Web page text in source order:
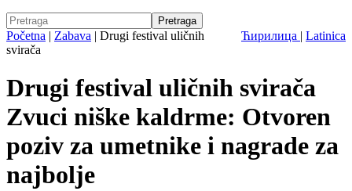
Ћирилица | Latinica
Početna | Zabava | Drugi festival uličnih
svirača
Drugi festival uličnih svirača
Zvuci niške kaldrme: Otvoren
poziv za umetnike i nagrade za
najbolje